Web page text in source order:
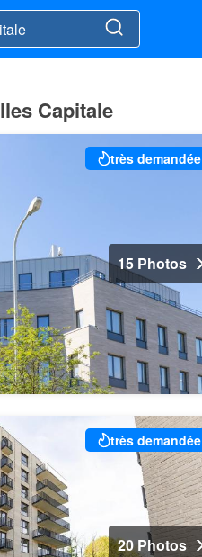
Capitale
très demandée
15 Photos
très demandée
20 Photos